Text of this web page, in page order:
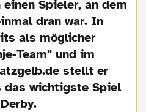
einen Spieler, an dem
dran war. In
als möglicher
Team" und im
stellt er
das wichtigste Spiel